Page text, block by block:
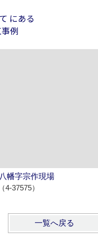
にある
例
幡字宗作現場
4-37575）
一覧へ戻る